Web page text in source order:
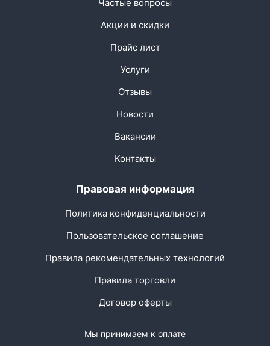
Частые вопросы
Акции и скидки
Прайс лист
Услуги
Отзывы
Новости
Вакансии
Контакты
Правовая информация
Политика конфиденциальности
Пользовательское соглашение
Правила рекомендательных технологий
Правила торговли
Договор оферты
Мы принимаем к оплате